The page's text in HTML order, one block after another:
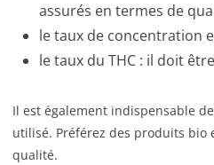
assurés en termes de
le taux de concentration
le taux du THC : il doit
Il est également indispensable
utilisé. Préférez des produits
qualité.